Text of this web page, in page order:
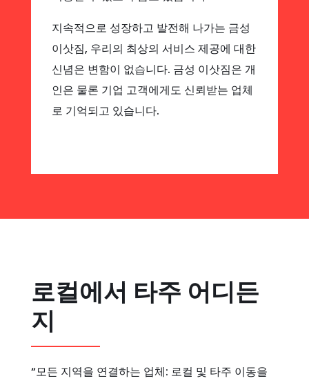
지속적으로 성장하고 발전해 나가는 금성
이삿짐, 우리의 최상의 서비스 제공에 대한
신념은 변함이 없습니다. 금성 이삿짐은 개
인은 물론 기업 고객에게도 신뢰받는 업체
로 기억되고 있습니다.
로컬에서 타주 어디든
지
“모든 지역을 연결하는 업체: 로컬 및 타주 이동을